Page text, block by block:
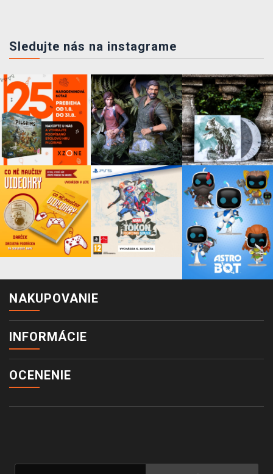
Sledujte nás na instagrame
NAKUPOVANIE
INFORMÁCIE
OCENENIE